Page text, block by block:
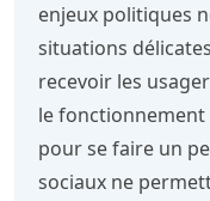
enjeux politiques
situations
recevoir les
le fonctionnement
pour se faire un
sociaux ne